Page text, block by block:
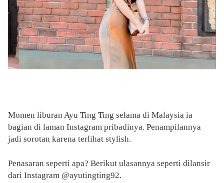
Momen liburan Ayu Ting Ting selama di Malaysia ia
bagian di laman Instagram pribadinya. Penampilannya
jadi sorotan karena terlihat stylish.
Penasaran seperti apa? Berikut ulasannya seperti dilansir
dari Instagram @ayutingting92.